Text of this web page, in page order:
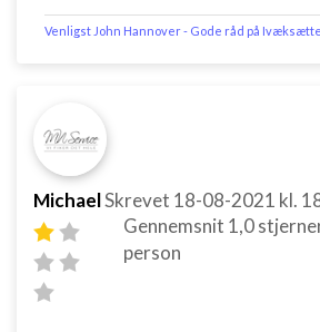
Venligst John Hannover - Gode råd på
MichaelSkrevet 18-08-2021 kl.
Gennemsnit 1,0
person